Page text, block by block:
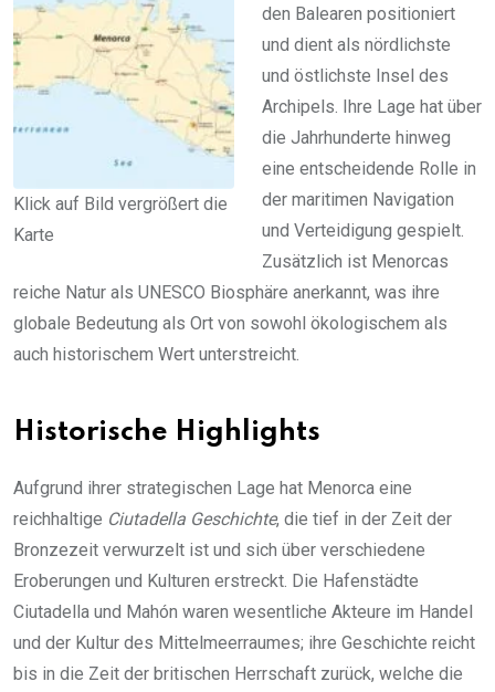
Klick auf Bild vergrößert die
Karte
den Balearen positioniert
und dient als nördlichste
und östlichste Insel des
Archipels. Ihre Lage hat über
die Jahrhunderte hinweg
eine entscheidende Rolle in
der maritimen Navigation
und Verteidigung gespielt.
Zusätzlich ist Menorcas
reiche Natur als UNESCO Biosphäre anerkannt, was ihre
globale Bedeutung als Ort von sowohl ökologischem als
auch historischem Wert unterstreicht.
Historische Highlights
Aufgrund ihrer strategischen Lage hat Menorca eine
reichhaltige Ciutadella Geschichte, die tief in der Zeit der
Bronzezeit verwurzelt ist und sich über verschiedene
Eroberungen und Kulturen erstreckt. Die Hafenstädte
Ciutadella und Mahón waren wesentliche Akteure im Handel
und der Kultur des Mittelmeerraumes; ihre Geschichte reicht
bis in die Zeit der britischen Herrschaft zurück, welche die